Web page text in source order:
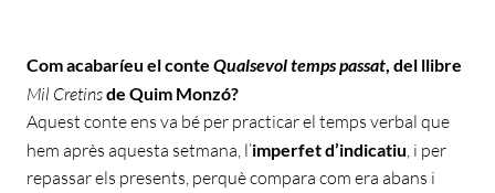
Com acabaríeu el conte Qualsevol temps passat, del llibre
Mil Cretinsde Quim Monzó?
Aquest conte ens va bé per practicar el temps verbal que
hem après aquesta setmana, l’imperfet d’indicatiu, i per
repassar els presents, perquè compara com era abans i